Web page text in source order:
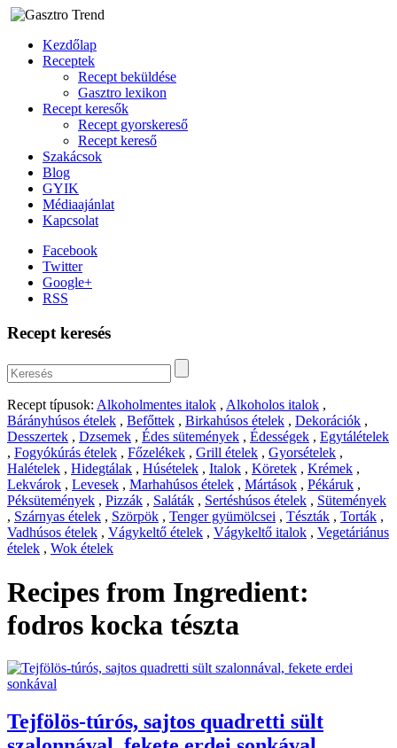
Kezdőlap
Receptek
Recept beküldése
Gasztro lexikon
Recept keresők
Recept gyorskereső
Recept kereső
Szakácsok
Blog
GYIK
Médiaajánlat
Kapcsolat
Facebook
Twitter
Google+
RSS
Recept keresés
Recept típusok: Alkoholmentes italok , Alkoholos italok ,
Bárányhúsos ételek , Befőttek , Birkahúsos ételek , Dekorációk ,
Desszertek , Dzsemek , Édes sütemények , Édességek , Egytálételek
, Fogyókúrás ételek , Főzelékek , Grill ételek , Gyorsételek ,
Halételek , Hidegtálak , Húsételek , Italok , Köretek , Krémek ,
Lekvárok , Levesek , Marhahúsos ételek , Mártások , Pékáruk ,
Péksütemények , Pizzák , Saláták , Sertéshúsos ételek , Sütemények
, Szárnyas ételek , Szörpök , Tenger gyümölcsei , Tészták , Torták ,
Vadhúsos ételek , Vágykeltő ételek , Vágykeltő italok , Vegetáriánus
ételek , Wok ételek
Recipes from Ingredient:
fodros kocka tészta
Tejfölös-túrós, sajtos quadretti sült